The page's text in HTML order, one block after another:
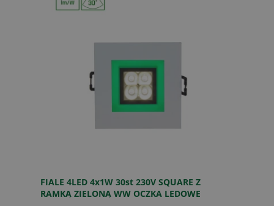
FIALE 4LED 4x1W 30st 230V SQUARE Z
RAMKĄ ZIELONĄ WW OCZKA LEDOWE